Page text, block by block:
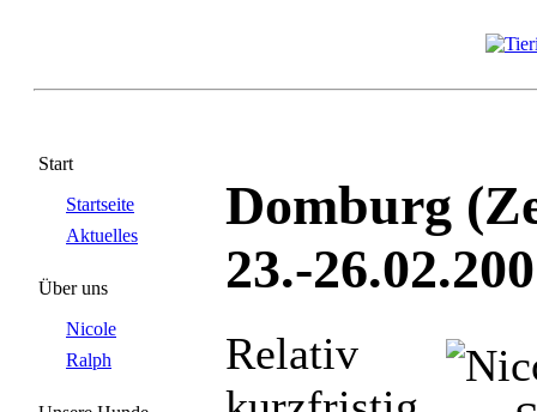
Start
Startseite
Aktuelles
Über uns
Nicole
Ralph
Domburg
23.-
Relativ